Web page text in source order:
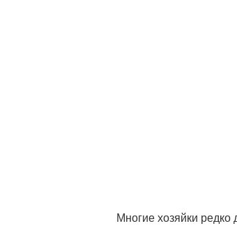
Многие хозяйки редко